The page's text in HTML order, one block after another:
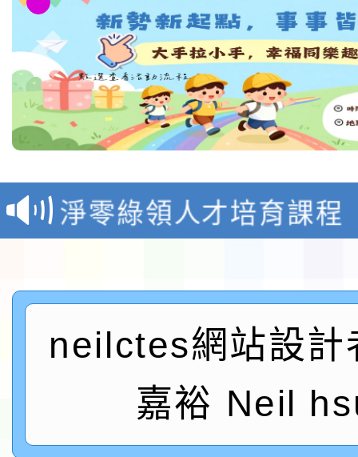
教育部校安中心白海豚
報
淨零綠領人才培育課程
檢送桃園市115學年度
及師生本土語及新住民
實施要點各1份
115年食農教育專業人
程
函轉國家通訊傳播委員
鎮韌性（防空）演習－
「115年金融知識線上
法」
本校115學年度第1學
neilctes網站設計
嘉裕 Neil